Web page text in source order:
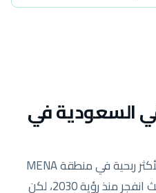
السعودية في
السوق السعودي هو السوق الأكثر ربحية في منطقة MENA
والأكثر تنافسية. الطلب على البحث انفجر منذ رؤية 2030، لكن